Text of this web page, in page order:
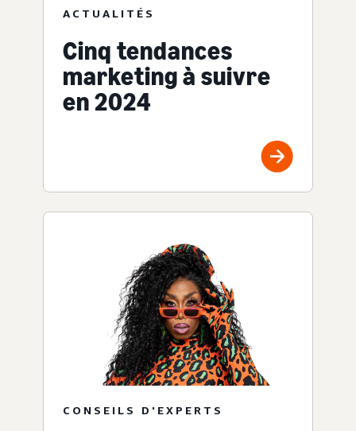
ACTUALITÉS
Cinq tendances
marketing à suivre
en 2024
CONSEILS D'EXPERTS